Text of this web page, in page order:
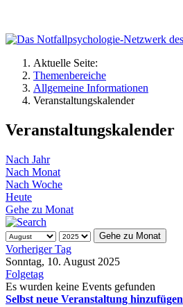
Aktuelle Seite:
Themenbereiche
Allgemeine Informationen
Veranstaltungskalender
Veranstaltungskalender
Nach Jahr
Nach Monat
Nach Woche
Heute
Gehe zu Monat
Gehe zu Monat
Vorheriger Tag
Sonntag, 10. August 2025
Folgetag
Es wurden keine Events gefunden
Selbst neue Veranstaltung hinzufügen